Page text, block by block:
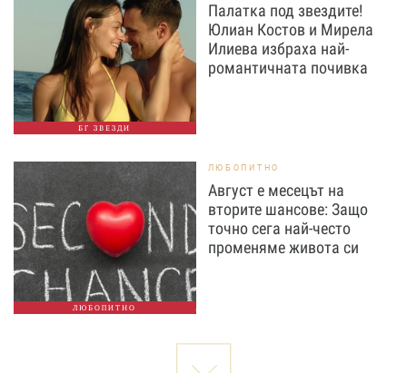
БГ ЗВЕЗДИ
Палатка под звездите!
Юлиан Костов и Мирела
Илиева избраха най-
романтичната почивка
ЛЮБОПИТНО
ЛЮБОПИТНО
Август е месецът на
вторите шансове: Защо
точно сега най-често
променяме живота си